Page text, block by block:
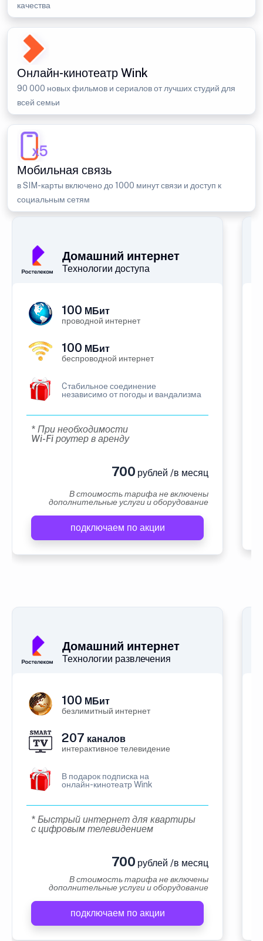
качества
Онлайн-кинотеатр Wink
90 000 новых фильмов и сериалов от лучших студий для
всей семьи
Мобильная связь
в SIM-карты включено до 1000 минут связи и доступ к
социальным сетям
Домашний интернет
Технологии доступа
100 МБит
проводной интернет
100 МБит
беспроводной интернет
Cтабильное соединение
независимо от погоды и вандализма
* При необходимости
Wi-Fi роутер в аренду
700 рублей /в месяц
В стоимость тарифа не включены
дополнительные услуги и оборудование
подключаем по акции
Домашний интернет
Технологии развлечения
100 МБит
безлимитный интернет
207 каналов
интерактивное телевидение
В подарок подписка на
онлайн-кинотеатр Wink
* Быстрый интернет для квартиры
с цифровым телевидением
700 рублей /в месяц
В стоимость тарифа не включены
дополнительные услуги и оборудование
подключаем по акции